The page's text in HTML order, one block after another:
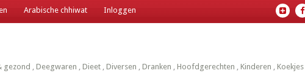
Arabische chhiwat Inloggen
gezond , Deegwaren , Dieet , Diversen , Dranken , Hoofdgerechten , Kinderen , Koekjes